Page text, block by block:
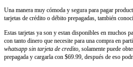
Una manera muy cómoda y segura para pagar
tarjetas de crédito o débito prepagadas, también
Estas tarjetas ya son y estan disponibles en muchos
con tanto dinero que necesite para una compra en
whatsapp sin tarjeta de credito, solamente puede
prepagada y cargarla con $69.99, después de eso